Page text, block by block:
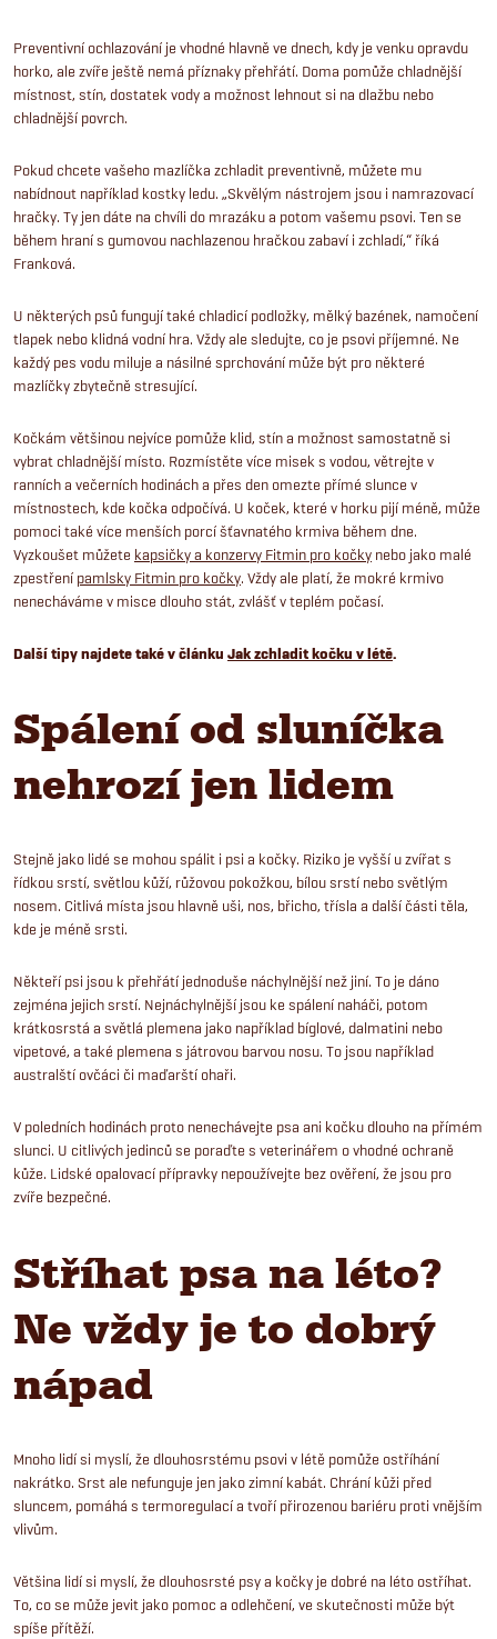
Preventivní ochlazování je vhodné hlavně ve dnech, kdy je venku opravdu
horko, ale zvíře ještě nemá příznaky přehřátí. Doma pomůže chladnější
místnost, stín, dostatek vody a možnost lehnout si na dlažbu nebo
chladnější povrch.
Pokud chcete vašeho mazlíčka zchladit preventivně, můžete mu
nabídnout například kostky ledu. „Skvělým nástrojem jsou i namrazovací
hračky. Ty jen dáte na chvíli do mrazáku a potom vašemu psovi. Ten se
během hraní s gumovou nachlazenou hračkou zabaví i zchladí,“ říká
Franková.
U některých psů fungují také chladicí podložky, mělký bazének, namočení
tlapek nebo klidná vodní hra. Vždy ale sledujte, co je psovi příjemné. Ne
každý pes vodu miluje a násilné sprchování může být pro některé
mazlíčky zbytečně stresující.
Kočkám většinou nejvíce pomůže klid, stín a možnost samostatně si
vybrat chladnější místo. Rozmístěte více misek s vodou, větrejte v
ranních a večerních hodinách a přes den omezte přímé slunce v
místnostech, kde kočka odpočívá. U koček, které v horku pijí méně, může
pomoci také více menších porcí šťavnatého krmiva během dne.
Vyzkoušet můžete kapsičky a konzervy Fitmin pro kočky nebo jako malé
zpestření pamlsky Fitmin pro kočky. Vždy ale platí, že mokré krmivo
nenecháváme v misce dlouho stát, zvlášť v teplém počasí.
Další tipy najdete také v článku Jak zchladit kočku v létě.
Spálení od sluníčka
nehrozí jen lidem
Stejně jako lidé se mohou spálit i psi a kočky. Riziko je vyšší u zvířat s
řídkou srstí, světlou kůží, růžovou pokožkou, bílou srstí nebo světlým
nosem. Citlivá místa jsou hlavně uši, nos, břicho, třísla a další části těla,
kde je méně srsti.
Někteří psi jsou k přehřátí jednoduše náchylnější než jiní. To je dáno
zejména jejich srstí. Nejnáchylnější jsou ke spálení naháči, potom
krátkosrstá a světlá plemena jako například bíglové, dalmatini nebo
vipetové, a také plemena s játrovou barvou nosu. To jsou například
australští ovčáci či maďarští ohaři.
V poledních hodinách proto nenechávejte psa ani kočku dlouho na přímém
slunci. U citlivých jedinců se poraďte s veterinářem o vhodné ochraně
kůže. Lidské opalovací přípravky nepoužívejte bez ověření, že jsou pro
zvíře bezpečné.
Stříhat psa na léto?
Ne vždy je to dobrý
nápad
Mnoho lidí si myslí, že dlouhosrstému psovi v létě pomůže ostříhání
nakrátko. Srst ale nefunguje jen jako zimní kabát. Chrání kůži před
sluncem, pomáhá s termoregulací a tvoří přirozenou bariéru proti vnějším
vlivům.
Většina lidí si myslí, že dlouhosrsté psy a kočky je dobré na léto ostříhat.
To, co se může jevit jako pomoc a odlehčení, ve skutečnosti může být
spíše přítěží.